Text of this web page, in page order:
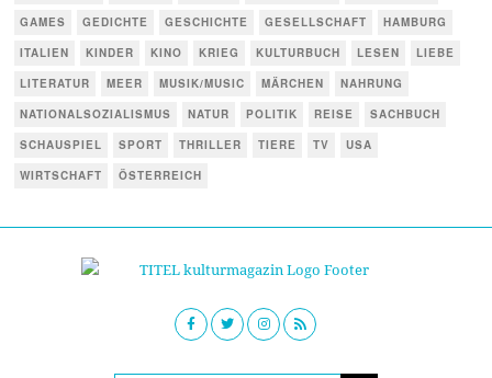
GAMES
GEDICHTE GESCHICHTE GESELLSCHAFT
HAMBURG
ITALIEN
KINDER KINO KRIEG KULTURBUCH LESEN
LIEBE
LITERATUR
MEER MUSIK/MUSIC MÄRCHEN
NAHRUNG
NATIONALSOZIALISMUS
NATUR POLITIK REISE
SACHBUCH
SCHAUSPIEL
SPORT THRILLER TIERE TV
USA
WIRTSCHAFT
ÖSTERREICH